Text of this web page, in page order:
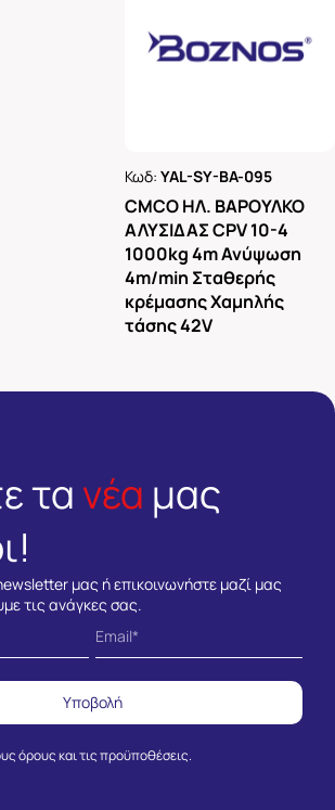
Κωδ:YAL-SY-BA-095
CMCO ΗΛ. ΒΑΡΟΥΛΚΟ
ΑΛΥΣΙΔΑΣ CPV 10-4
1000kg 4m Ανύψωση
4m/min Σταθερής
κρέμασης Χαμηλής
τάσης 42V
τα νέα μας
μας ή επικοινωνήστε μαζί μας
τις ανάγκες σας.
όρους και τις προϋποθέσεις.
Υποβολή